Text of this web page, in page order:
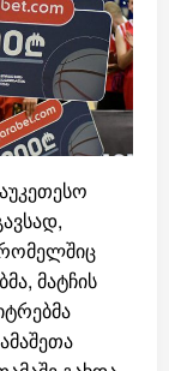
მატჩის